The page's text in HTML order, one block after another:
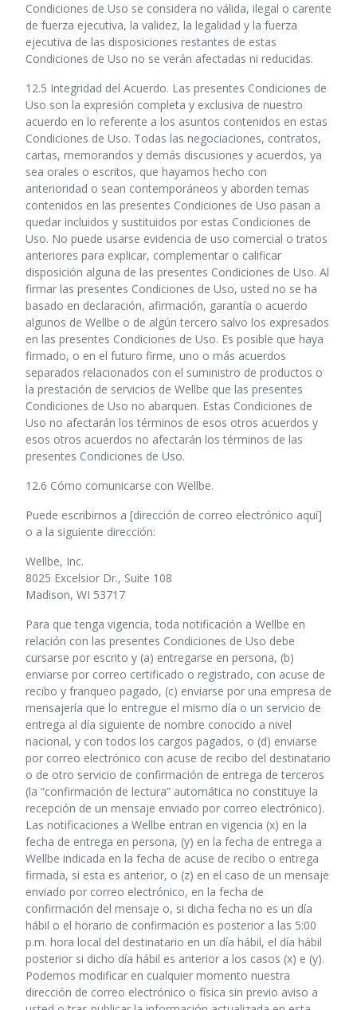
Condiciones de Uso se considera no válida, ilegal o carente
de fuerza ejecutiva, la validez, la legalidad y la fuerza
ejecutiva de las disposiciones restantes de estas
Condiciones de Uso no se verán afectadas ni reducidas.
12.5 Integridad del Acuerdo. Las presentes Condiciones de
Uso son la expresión completa y exclusiva de nuestro
acuerdo en lo referente a los asuntos contenidos en estas
Condiciones de Uso. Todas las negociaciones, contratos,
cartas, memorandos y demás discusiones y acuerdos, ya
sea orales o escritos, que hayamos hecho con
anterioridad o sean contemporáneos y aborden temas
contenidos en las presentes Condiciones de Uso pasan a
quedar incluidos y sustituidos por estas Condiciones de
Uso. No puede usarse evidencia de uso comercial o tratos
anteriores para explicar, complementar o calificar
disposición alguna de las presentes Condiciones de Uso. Al
firmar las presentes Condiciones de Uso, usted no se ha
basado en declaración, afirmación, garantía o acuerdo
algunos de Wellbe o de algún tercero salvo los expresados
en las presentes Condiciones de Uso. Es posible que haya
firmado, o en el futuro firme, uno o más acuerdos
separados relacionados con el suministro de productos o
la prestación de servicios de Wellbe que las presentes
Condiciones de Uso no abarquen. Estas Condiciones de
Uso no afectarán los términos de esos otros acuerdos y
esos otros acuerdos no afectarán los términos de las
presentes Condiciones de Uso.
12.6 Cómo comunicarse con Wellbe.
Puede escribirnos a [dirección de correo electrónico aquí]
o a la siguiente dirección:
Wellbe, Inc.
8025 Excelsior Dr., Suite 108
Madison, WI 53717
Para que tenga vigencia, toda notificación a Wellbe en
relación con las presentes Condiciones de Uso debe
cursarse por escrito y (a) entregarse en persona, (b)
enviarse por correo certificado o registrado, con acuse de
recibo y franqueo pagado, (c) enviarse por una empresa de
mensajería que lo entregue el mismo día o un servicio de
entrega al día siguiente de nombre conocido a nivel
nacional, y con todos los cargos pagados, o (d) enviarse
por correo electrónico con acuse de recibo del destinatario
o de otro servicio de confirmación de entrega de terceros
(la “confirmación de lectura” automática no constituye la
recepción de un mensaje enviado por correo electrónico).
Las notificaciones a Wellbe entran en vigencia (x) en la
fecha de entrega en persona, (y) en la fecha de entrega a
Wellbe indicada en la fecha de acuse de recibo o entrega
firmada, si esta es anterior, o (z) en el caso de un mensaje
enviado por correo electrónico, en la fecha de
confirmación del mensaje o, si dicha fecha no es un día
hábil o el horario de confirmación es posterior a las 5:00
p.m. hora local del destinatario en un día hábil, el día hábil
posterior si dicho día hábil es anterior a los casos (x) e (y).
Podemos modificar en cualquier momento nuestra
dirección de correo electrónico o física sin previo aviso a